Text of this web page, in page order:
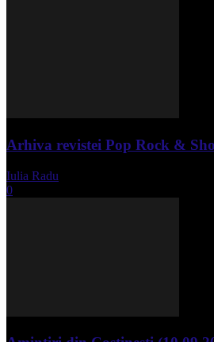
Arhiva revistei Pop Rock &
Iulia Radu
0